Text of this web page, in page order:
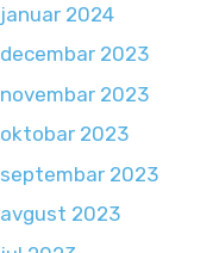
januar 2024
decembar 2023
novembar 2023
oktobar 2023
septembar 2023
avgust 2023